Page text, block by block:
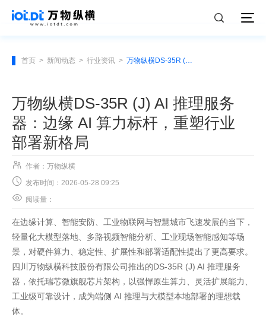
首页 > 新闻动态 > 行业资讯 > 万物纵横DS-35R (J) AI 推理服务器：边缘 AI 算力标杆，重塑行业部署新格局
万物纵横DS-35R (J) AI 推理服务
器：边缘 AI 算力标杆，重塑行业
部署新格局
 作者：万物纵横
 发布时间：2026-05-28 09:25
 阅读量：
在边缘计算、智能安防、工业物联网与智慧城市飞速发展的当下，
轻量化大模型落地、多路视频智能分析、工业现场智能感知等场
景，对硬件算力、稳定性、扩展性和部署适配性提出了更高要求。
四川万物纵横科技股份有限公司推出的DS-35R (J) AI 推理服务
器，依托瑞芯微旗舰芯片架构，以强悍原生算力、灵活扩展能力、
工业级可靠设计，成为端侧 AI 推理与大模型本地部署的理想载
体。